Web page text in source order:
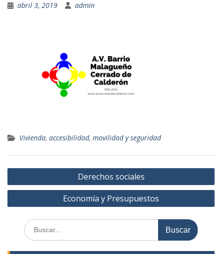
abril 3, 2019 admin
Vivienda, accesibilidad, movilidad y seguridad
Navegación
de
Derechos sociales
Economía y Presupuestos
Buscar: